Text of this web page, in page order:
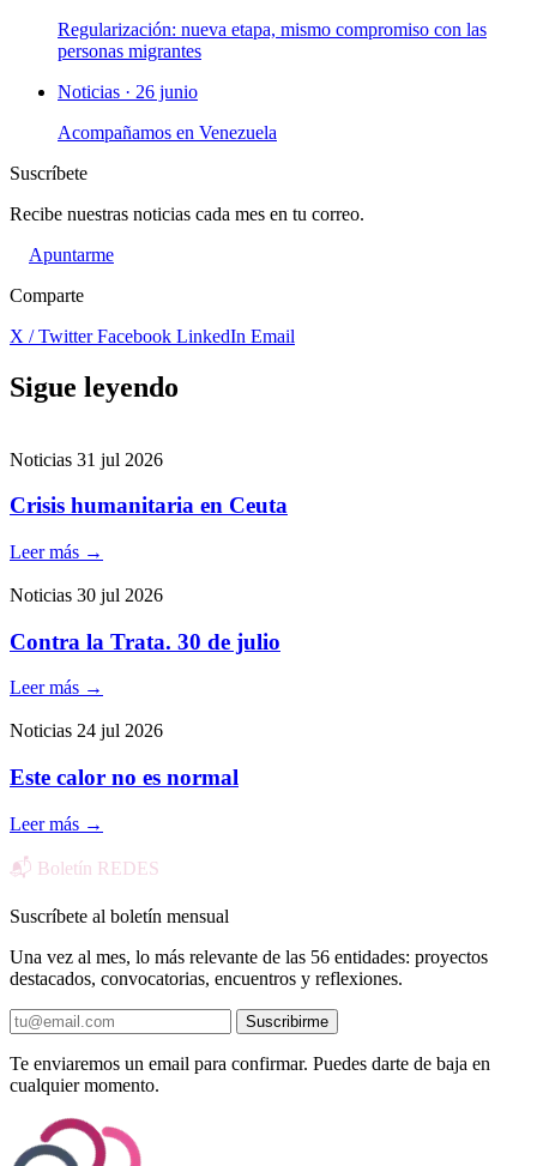
Regularización: nueva etapa, mismo compromiso con las
personas migrantes
Noticias · 26 junio
Acompañamos en Venezuela
Suscríbete
Recibe nuestras noticias cada mes en tu correo.
Apuntarme
Comparte
X / TwitterFacebook LinkedIn Email
Sigue leyendo
Noticias 31 jul 2026
Crisis humanitaria en Ceuta
Leer más →
Noticias 30 jul 2026
Contra la Trata. 30 de julio
Leer más →
Noticias 24 jul 2026
Este calor no es normal
Leer más →
📬 Boletín REDES
Suscríbete al boletín mensual
Una vez al mes, lo más relevante de las 56 entidades: proyectos
destacados, convocatorias, encuentros y reflexiones.
Suscribirme
Te enviaremos un email para confirmar. Puedes darte de baja en
cualquier momento.